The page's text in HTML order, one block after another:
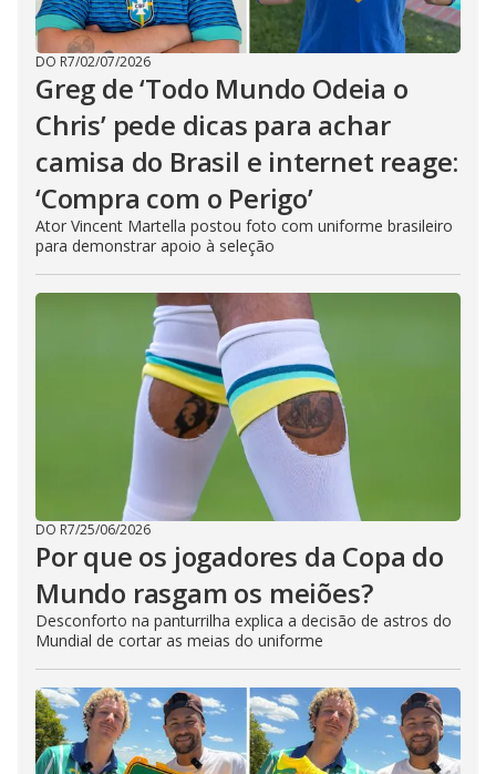
DO R7/02/07/2026
Greg de ‘Todo Mundo Odeia o
Chris’ pede dicas para achar
camisa do Brasil e internet reage:
‘Compra com o Perigo’
Ator Vincent Martella postou foto com uniforme brasileiro
para demonstrar apoio à seleção
DO R7/25/06/2026
Por que os jogadores da Copa do
Mundo rasgam os meiões?
Desconforto na panturrilha explica a decisão de astros do
Mundial de cortar as meias do uniforme